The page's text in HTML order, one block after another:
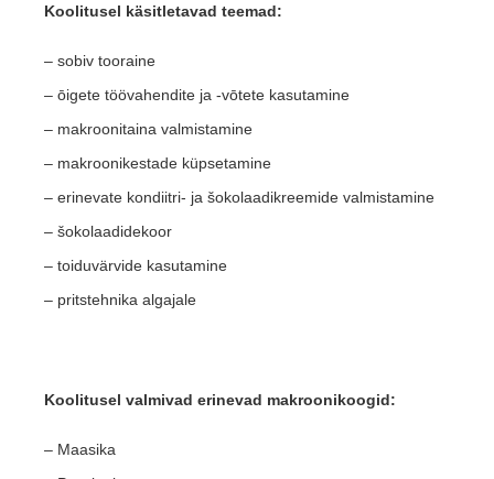
Koolitusel käsitletavad teemad:
– sobiv tooraine
– ōigete töövahendite ja -vōtete kasutamine
– makroonitaina valmistamine
– makroonikestade küpsetamine
– erinevate kondiitri- ja šokolaadikreemide valmistamine
– šokolaadidekoor
– toiduvärvide kasutamine
– pritstehnika algajale
Koolitusel valmivad erinevad makroonikoogid:
– Maasika